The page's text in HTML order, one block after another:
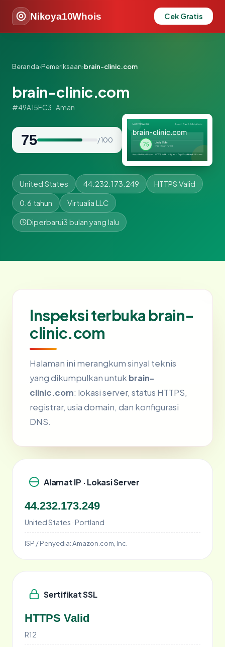
Nikoya10Whois Cek Gratis
Beranda›Pemeriksaan›brain-clinic.com
brain-clinic.com
#49A15FC3 · Aman
75 / 100
United States 44.232.173.249 HTTPS Valid
0.6 tahun Virtualia LLC
Diperbarui3 bulan yang lalu
Inspeksi terbuka brain-
clinic.com
Halaman ini merangkum sinyal teknis
yang dikumpulkan untuk brain-
clinic.com: lokasi server, status HTTPS,
registrar, usia domain, dan konfigurasi
DNS.
Alamat IP · Lokasi Server
44.232.173.249
United States · Portland
ISP / Penyedia:Amazon.com, Inc.
Sertifikat SSL
HTTPS Valid
R12